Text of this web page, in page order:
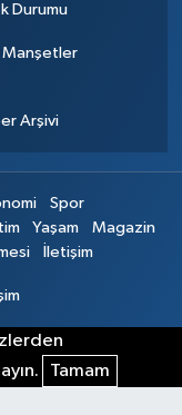
Durumu
Manşetler
Arşivi
Spor
Yaşam
Magazin
İletişim
Tamam